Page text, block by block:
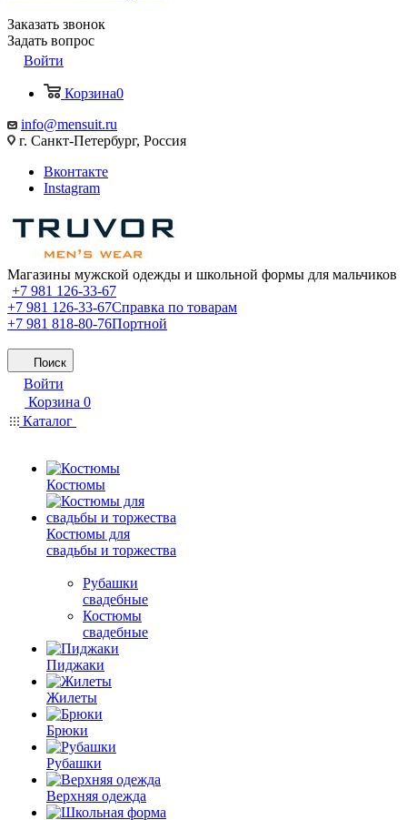
Заказать звонок
Задать вопрос
Войти
Корзина0
info@mensuit.ru
г. Санкт-Петербург, Россия
Вконтакте
Instagram
Магазины мужской одежды и школьной формы для мальчиков
+7 981 126-33-67
+7 981 126-33-67Справка по товарам
+7 981 818-80-76Портной
Поиск
Войти
Корзина 0
Каталог
Костюмы
Костюмы для
свадьбы и торжества
Рубашки
свадебные
Костюмы
свадебные
Пиджаки
Жилеты
Брюки
Рубашки
Верхняя одежда